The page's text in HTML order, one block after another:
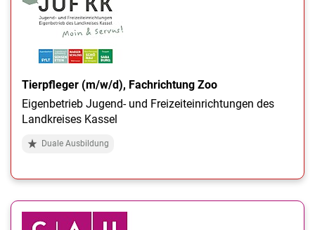
Tierpfleger (m/w/d), Fachrichtung Zoo
Eigenbetrieb Jugend- und Freizeiteinrichtungen des
Landkreises Kassel
Duale Ausbildung